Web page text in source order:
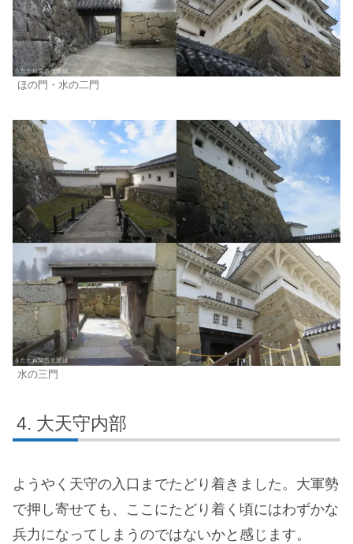
ほの門・水の二門
水の三門
大天守内部
ようやく天守の入口までたどり着きました。大軍勢
で押し寄せても、ここにたどり着く頃にはわずかな
兵力になってしまうのではないかと感じます。